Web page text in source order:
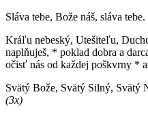
Sláva tebe, Bože náš, sláva tebe.
Kráľu nebeský, Utešiteľu,
naplňuješ, * poklad dobra a
očisť nás od každej poškvrny *
Svätý Bože, Svätý Silný, Svätý
(3x)